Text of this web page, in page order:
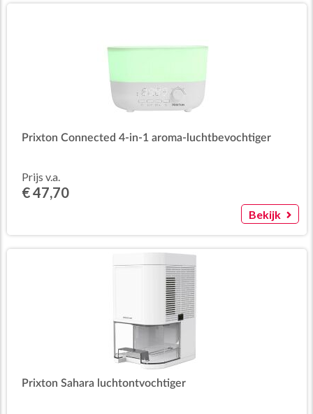
Prixton Connected 4-in-1 aroma-luchtbevochtiger
Prijs v.a.
€ 47,70
Bekijk
Prixton Sahara luchtontvochtiger